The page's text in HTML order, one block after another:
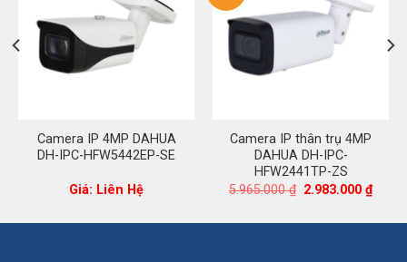
Camera IP 4MP DAHUA
DH-IPC-HFW5442EP-SE
Giá: Liên Hệ
Camera IP thân trụ 4MP
DAHUA DH-IPC-
HFW2441TP-ZS
5.965.000₫ Giá
5.965.000 ₫.
2.983.000₫Giá
hiện
là: